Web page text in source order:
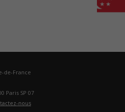
de-France
Paris SP 07
nous